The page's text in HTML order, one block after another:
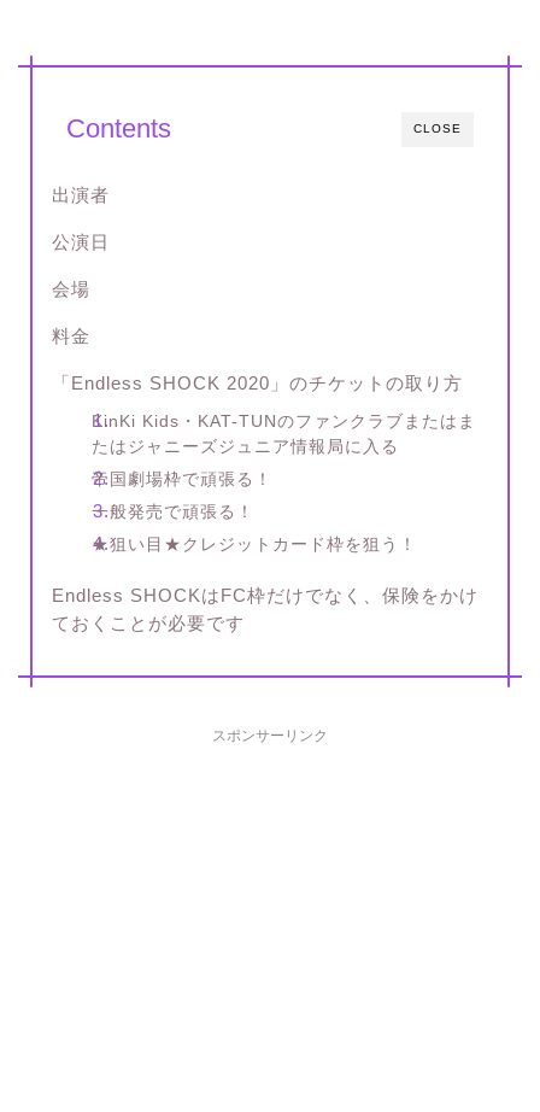
CLOSE
Contents
出演者
公演日
会場
料金
「Endless SHOCK 2020」のチケットの取り方
KinKi Kids・KAT-TUNのファンクラブまたはま
たはジャニーズジュニア情報局に入る
帝国劇場枠で頑張る！
一般発売で頑張る！
★狙い目★クレジットカード枠を狙う！
Endless SHOCKはFC枠だけでなく、保険をかけ
ておくことが必要です
スポンサーリンク